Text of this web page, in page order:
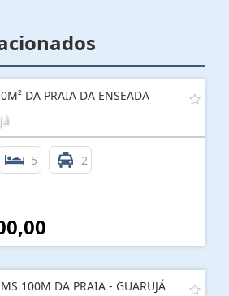
DA PRAIA DA ENSEADA
5 2
100M DA PRAIA - GUARUJÁ